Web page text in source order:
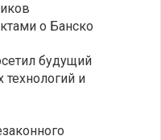
о Банско
будущий
технологий и